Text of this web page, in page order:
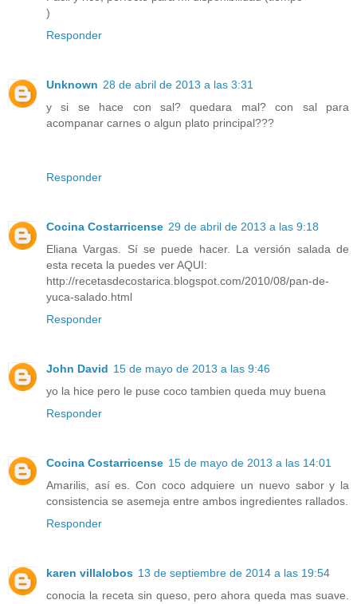
)
Responder
Unknown 28 de abril de 2013 a las 3:31
y si se hace con sal? quedara mal? con sal para
acompanar carnes o algun plato principal???
Responder
Cocina Costarricense 29 de abril de 2013 a las 9:18
Eliana Vargas. Sí se puede hacer. La versión salada de
esta receta la puedes ver AQUI:
http://recetasdecostarica.blogspot.com/2010/08/pan-de-
yuca-salado.html
Responder
John David 15 de mayo de 2013 a las 9:46
yo la hice pero le puse coco tambien queda muy buena
Responder
Cocina Costarricense 15 de mayo de 2013 a las 14:01
Amarilis, así es. Con coco adquiere un nuevo sabor y la
consistencia se asemeja entre ambos ingredientes rallados.
Responder
karen villalobos 13 de septiembre de 2014 a las 19:54
conocia la receta sin queso, pero ahora queda mas suave.